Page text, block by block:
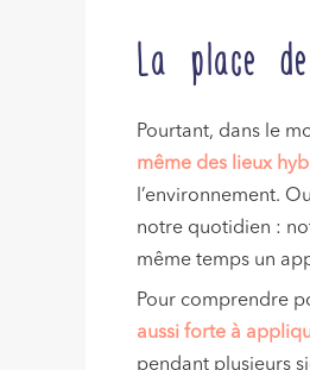
La place
Pourtant, dans le
même des lieux
l’environnement.
notre quotidien :
même temps un
Pour comprendre
aussi forte à
pendant plusieurs